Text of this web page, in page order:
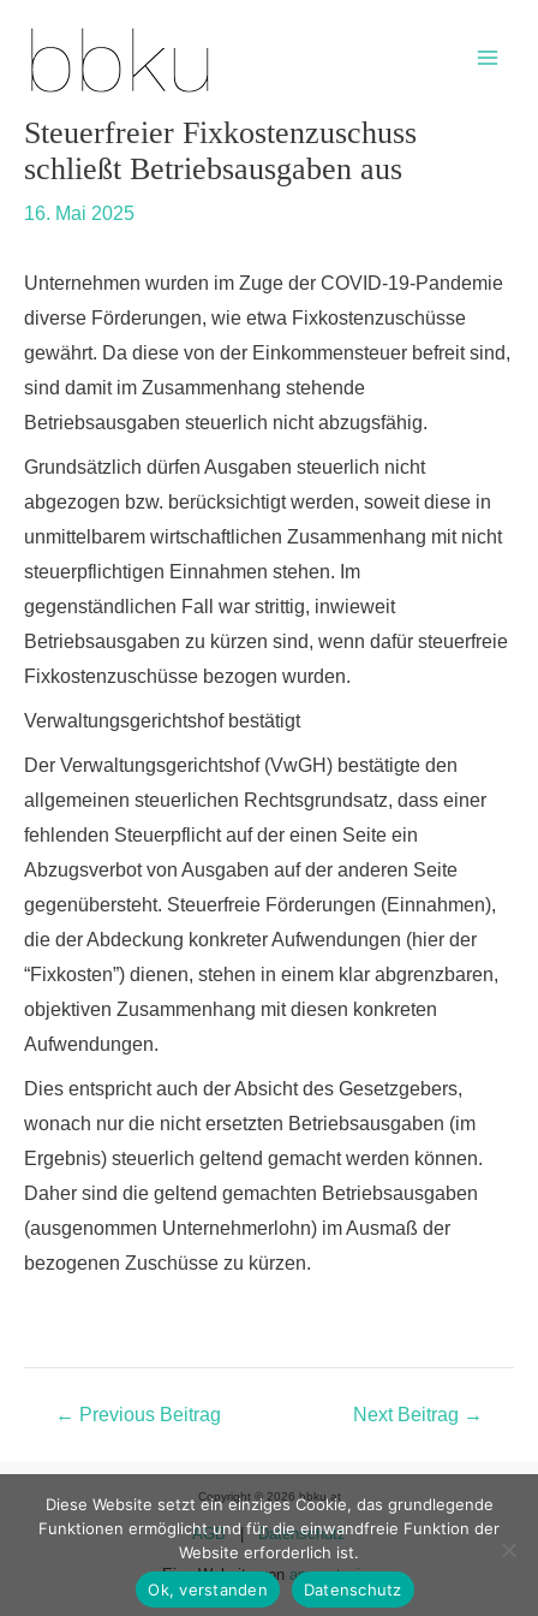
content
Steuerfreier Fixkostenzuschuss
schließt Betriebsausgaben aus
16. Mai 2025
Unternehmen wurden im Zuge der COVID-19-Pandemie
diverse Förderungen, wie etwa Fixkostenzuschüsse
gewährt. Da diese von der Einkommensteuer befreit sind,
sind damit im Zusammenhang stehende
Betriebsausgaben steuerlich nicht abzugsfähig.
Grundsätzlich dürfen Ausgaben steuerlich nicht
abgezogen bzw. berücksichtigt werden, soweit diese in
unmittelbarem wirtschaftlichen Zusammenhang mit nicht
steuerpflichtigen Einnahmen stehen. Im
gegenständlichen Fall war strittig, inwieweit
Betriebsausgaben zu kürzen sind, wenn dafür steuerfreie
Fixkostenzuschüsse bezogen wurden.
Verwaltungsgerichtshof bestätigt
Der Verwaltungsgerichtshof (VwGH) bestätigte den
allgemeinen steuerlichen Rechtsgrundsatz, dass einer
fehlenden Steuerpflicht auf der einen Seite ein
Abzugsverbot von Ausgaben auf der anderen Seite
gegenübersteht. Steuerfreie Förderungen (Einnahmen),
die der Abdeckung konkreter Aufwendungen (hier der
“Fixkosten”) dienen, stehen in einem klar abgrenzbaren,
objektiven Zusammenhang mit diesen konkreten
Aufwendungen.
Dies entspricht auch der Absicht des Gesetzgebers,
wonach nur die nicht ersetzten Betriebsausgaben (im
Ergebnis) steuerlich geltend gemacht werden können.
Daher sind die geltend gemachten Betriebsausgaben
(ausgenommen Unternehmerlohn) im Ausmaß der
bezogenen Zuschüsse zu kürzen.
navigation
← Previous Beitrag Next Beitrag →
Copyright © 2026 bbku.at
AGB|Datenschutz
Eine Website von apparat.wien
Diese Website setzt ein einziges Cookie, das grundlegende
Funktionen ermöglicht und für die einwandfreie Funktion der
Website erforderlich ist.
Ok, verstanden
Datenschutz